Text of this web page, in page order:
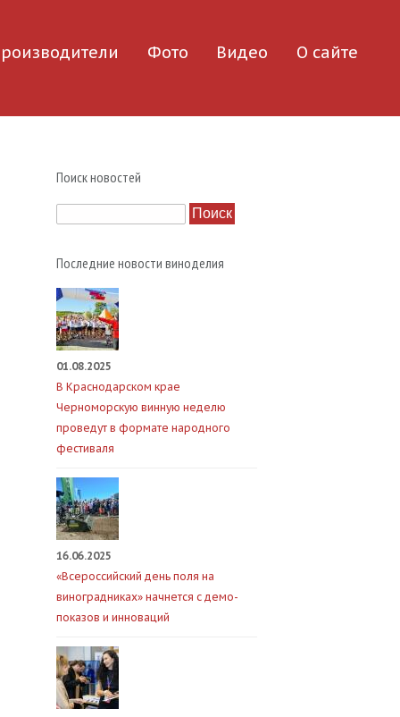
Фото Видео О сайте
Поиск новостей
Последние новости виноделия
01.08.2025
В Краснодарском крае
Черноморскую винную неделю
проведут в формате народного
фестиваля
16.06.2025
«Всероссийский день поля на
виноградниках» начнется с демо-
показов и инноваций